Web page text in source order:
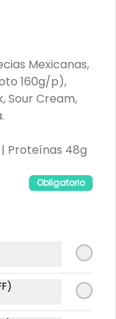
Mexicanas,
160g/p),
Sour Cream,
Proteínas 48g
Obligatorio